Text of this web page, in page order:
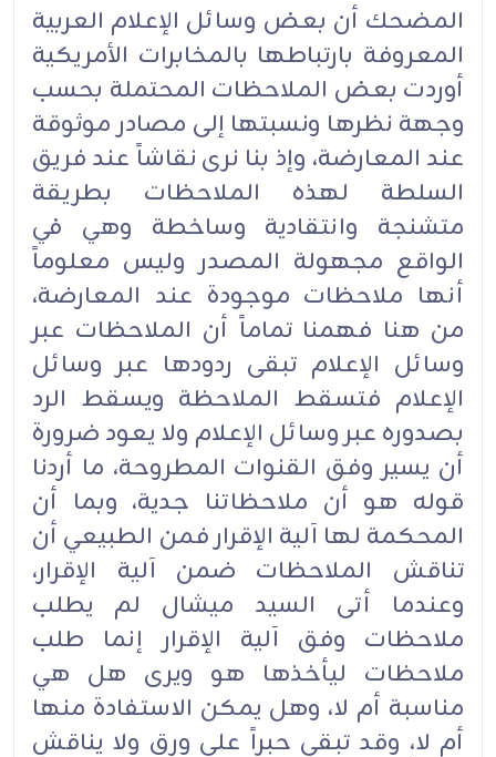
المضحك أن بعض وسائل الإعلام العربية
المعروفة بارتباطها بالمخابرات الأمريكية
أوردت بعض الملاحظات المحتملة بحسب
وجهة نظرها ونسبتها إلى مصادر موثوقة
عند المعارضة، وإذ بنا نرى نقاشاً عند فريق
السلطة لهذه الملاحظات بطريقة
متشنجة وانتقادية وساخطة وهي في
الواقع مجهولة المصدر وليس معلوماً
أنها ملاحظات موجودة عند المعارضة،
من هنا فهمنا تماماً أن الملاحظات عبر
وسائل الإعلام تبقى ردودها عبر وسائل
الإعلام فتسقط الملاحظة ويسقط الرد
بصدوره عبر وسائل الإعلام ولا يعود ضرورة
أن يسير وفق القنوات المطروحة، ما أردنا
قوله هو أن ملاحظاتنا جدية، وبما أن
المحكمة لها آلية الإقرار فمن الطبيعي أن
تناقش الملاحظات ضمن آلية الإقرار،
وعندما أتى السيد ميشال لم يطلب
ملاحظات وفق آلية الإقرار إنما طلب
ملاحظات ليأخذها هو ويرى هل هي
مناسبة أم لا، وهل يمكن الاستفادة منها
أم لا، وقد تبقى حبراً على ورق ولا يناقش